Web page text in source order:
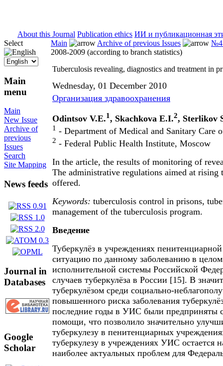
About this Journal Publication ethics ИИ и публикационная
Select
Main
menu
Main
New Issue
Archive of
previous
Issues
Search
Site Mapping
News feeds
Journal in
Databases
Google
Scholar
Main Archive of previous Issues
№4
2008-2009 (according to branch statistics)
Tuberculosis revealing, diagnostics and treatment in
Wednesday, 01 December 2010
Организация здравоохранения
Odintsov V.E.1, Skachkova E.I.2, Sterlikov
1 - Department of Medical and Sanitary Care
2 - Federal Public Health Institute, Moscow
In the article, the results of monitoring of
The administrative regulations aimed at
offered.
Keywords: tuberculosis control in prisons,
management of the tuberculosis program.
Введение
Туберкулёз в учреждениях
ситуацию по данному заболеванию в
исполнительной системы Российской
случаев туберкулёза в России [15]. В
туберкулёзом среди социально-
повышенного риска заболевания
последние годы в УИС были предприняты
помощи, что позволило значительно
туберкулезу в пенитенциарных
туберкулезу в учреждениях УИС остается
наиболее актуальных проблем для